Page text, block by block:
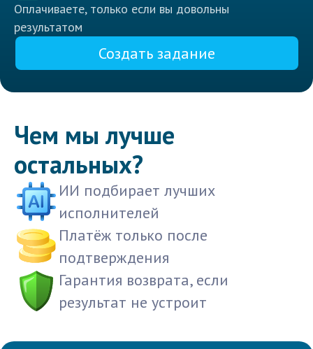
Оплачиваете, только если вы довольны
результатом
Создать задание
Чем мы лучше
остальных?
ИИ подбирает лучших
исполнителей
Платёж только после
подтверждения
Гарантия возврата, если
результат не устроит